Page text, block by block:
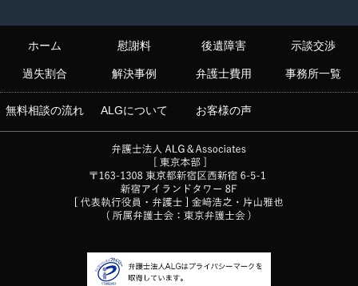
ホーム 慰謝料 後遺障害 示談交渉
過失割合 解決事例 弁護士費用 事務所一覧
無料相談の流れ ALGについて お客様の声